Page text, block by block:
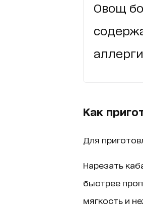
Овощ
Как
Для
Нарезать
быстрее
мягкость и